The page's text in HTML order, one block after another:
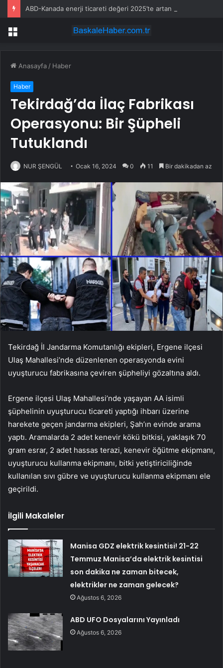
Menü
Anasayfa / Haber
Haber
Tekirdağ’da İlaç Fabrikası
Operasyonu: Bir Şüpheli
Tutuklandı
NUR ŞENGÜL Ocak 16, 2024 0 11 Bir dakikadan az
Tekirdağ İl Jandarma Komutanlığı ekipleri, Ergene ilçesi
Ulaş Mahallesi’nde düzenlenen operasyonda evini
uyuşturucu fabrikasına çeviren şüpheliyi gözaltına aldı.
Ergene ilçesi Ulaş Mahallesi’nde yaşayan AA isimli
şüphelinin uyuşturucu ticareti yaptığı ihbarı üzerine
harekete geçen jandarma ekipleri, Şah’ın evinde arama
yaptı. Aramalarda 2 adet kenevir kökü bitkisi, yaklaşık 70
gram esrar, 2 adet hassas terazi, kenevir öğütme ekipmanı,
uyuşturucu kullanma ekipmanı, bitki yetiştiriciliğinde
kullanılan sıvı gübre ve uyuşturucu kullanma ekipmanı ele
geçirildi.
İlgili Makaleler
Manisa GDZ elektrik kesintisi! 21-22
Temmuz Manisa’da elektrik kesintisi
son dakika ne zaman bitecek,
elektrikler ne zaman gelecek?
Ağustos 6, 2026
ABD UFO Dosyalarını Yayınladı
Ağustos 6, 2026